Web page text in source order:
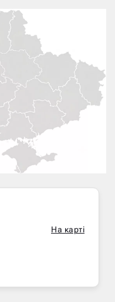
На карті